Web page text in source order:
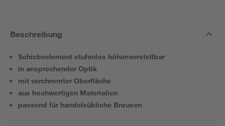
Beschreibung
Schiebeelement stufenlos höhenverstellbar
in ansprechender Optik
mit verchromter Oberfläche
aus hochwertigen Materialien
passend für handelsübliche Brausen